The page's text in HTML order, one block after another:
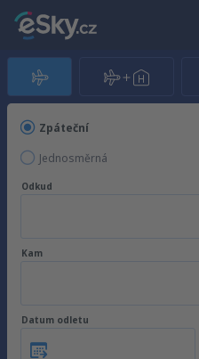
Zpáteční
Jednosměrná
Odkud
Kam
Datum odletu